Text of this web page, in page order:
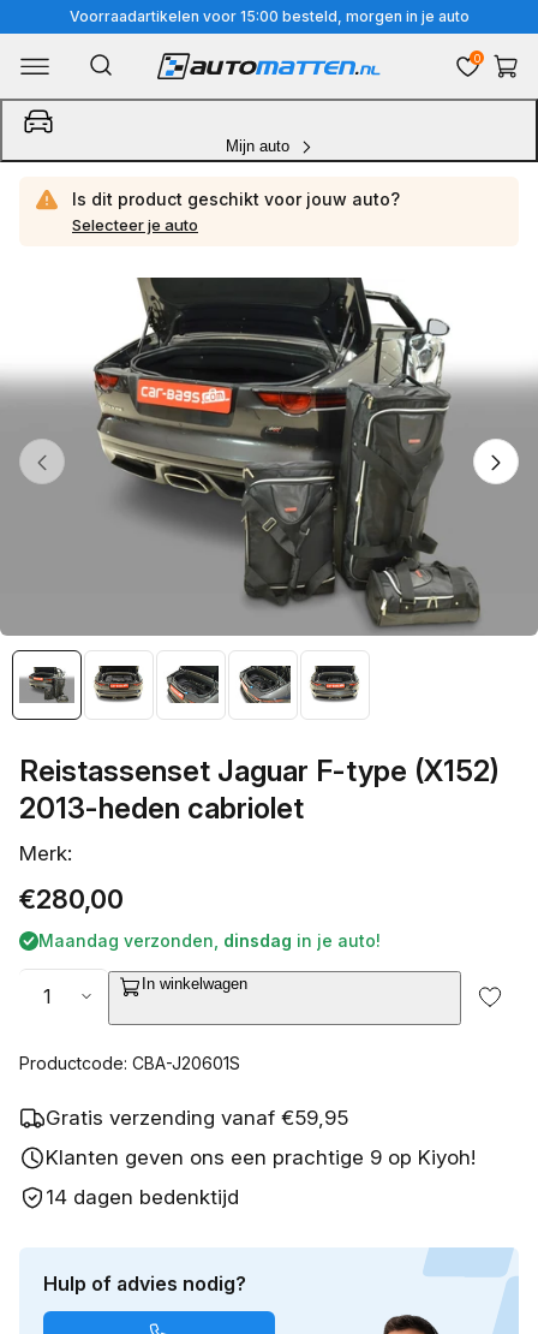
naar
content
Voorraadartikelen voor 15:00 besteld, morgen in je auto
Mijn auto
0
Is dit product geschikt voor jouw auto?
Selecteer je auto
productinformatie
1
van
media
openen
in
galerieweergave
1/van
5
Reistassenset Jaguar F-type (X152)
2013-heden cabriolet
Merk:
Normale
prijs
€280,00
Maandag verzonden, dinsdag in je auto!
In winkelwagen
Productcode: CBA-J20601S
Gratis verzending vanaf €59,95
Klanten geven ons een prachtige 9 op Kiyoh!
14 dagen bedenktijd
Hulp of advies nodig?